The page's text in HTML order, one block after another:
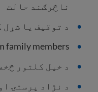
ناڅرګند حالت
د توقیف یا شړل
family members
د خپل کلتور
د نژاد پرستۍ